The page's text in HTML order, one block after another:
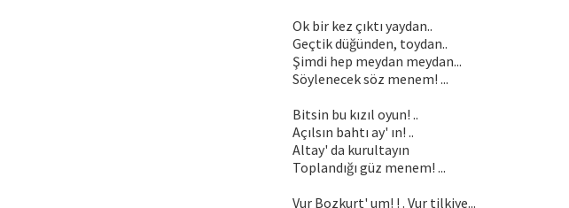
Ok bir kez çıktı yaydan..
Geçtik düğünden, toydan..
Şimdi hep meydan meydan...
Söylenecek söz menem! ...
Bitsin bu kızıl oyun! ..
Açılsın bahtı ay' ın! ..
Altay' da kurultayın
Toplandığı güz menem! ...
Vur Bozkurt' um! ! . Vur tilkiye...